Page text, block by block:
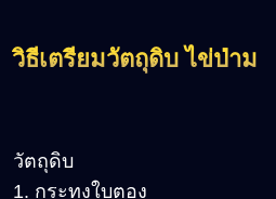
วิธีเตรียมวัตถุดิบ ไข่ป่าม
วัตถุดิบ
1. กระทงใบตอง